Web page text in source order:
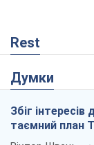
Rest
Думки
Збіг інтересів
таємний план